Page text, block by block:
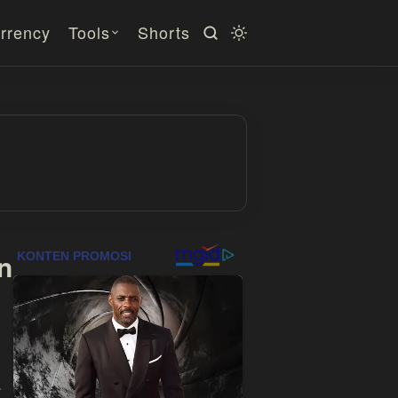
Tools Shorts